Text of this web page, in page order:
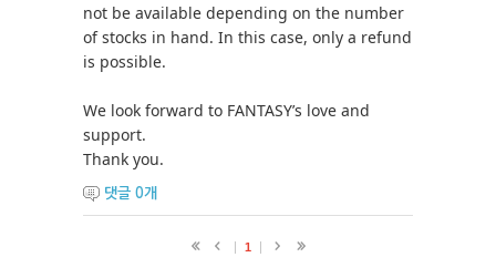
not be available depending on the number
of stocks in hand. In this case, only a refund
is possible.
We look forward to FANTASY’s love and
support.
Thank you.
댓글 0개